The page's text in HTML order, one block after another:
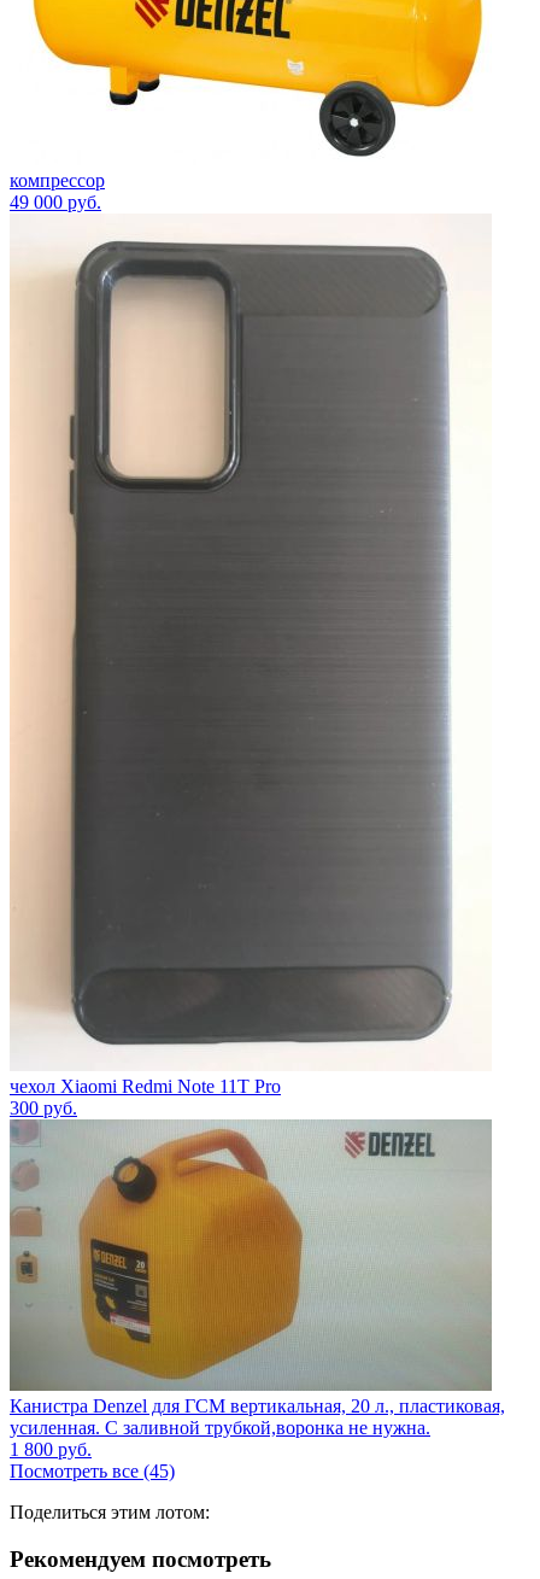
компрессор
49 000 руб.
чехол Xiaomi Redmi Note 11T Pro
300 руб.
Канистра Denzel для ГСМ вертикальная, 20 л., пластиковая,
усиленная. С заливной трубкой,воронка не нужна.
1 800 руб.
Посмотреть все (45)
Поделиться этим лотом:
Рекомендуем посмотреть